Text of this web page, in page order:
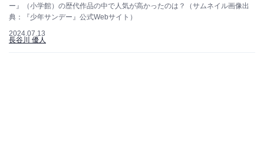
ー』（小学館）の歴代作品の中で人気が高かったのは？（サムネイル画像出
典：『少年サンデー』公式Webサイト）
2024.07.13
長谷川 優人